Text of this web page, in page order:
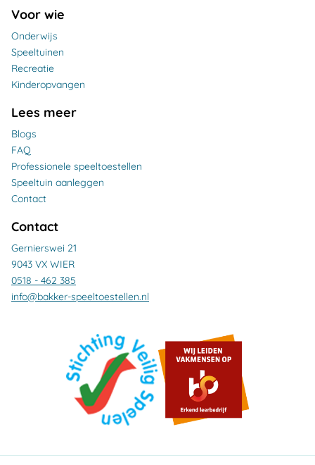
Voor wie
Onderwijs
Speeltuinen
Recreatie
Kinderopvangen
Lees meer
Blogs
FAQ
Professionele speeltoestellen
Speeltuin aanleggen
Contact
Contact
Gernierswei 21
9043 VX WIER
0518 - 462 385
info@bakker-speeltoestellen.nl